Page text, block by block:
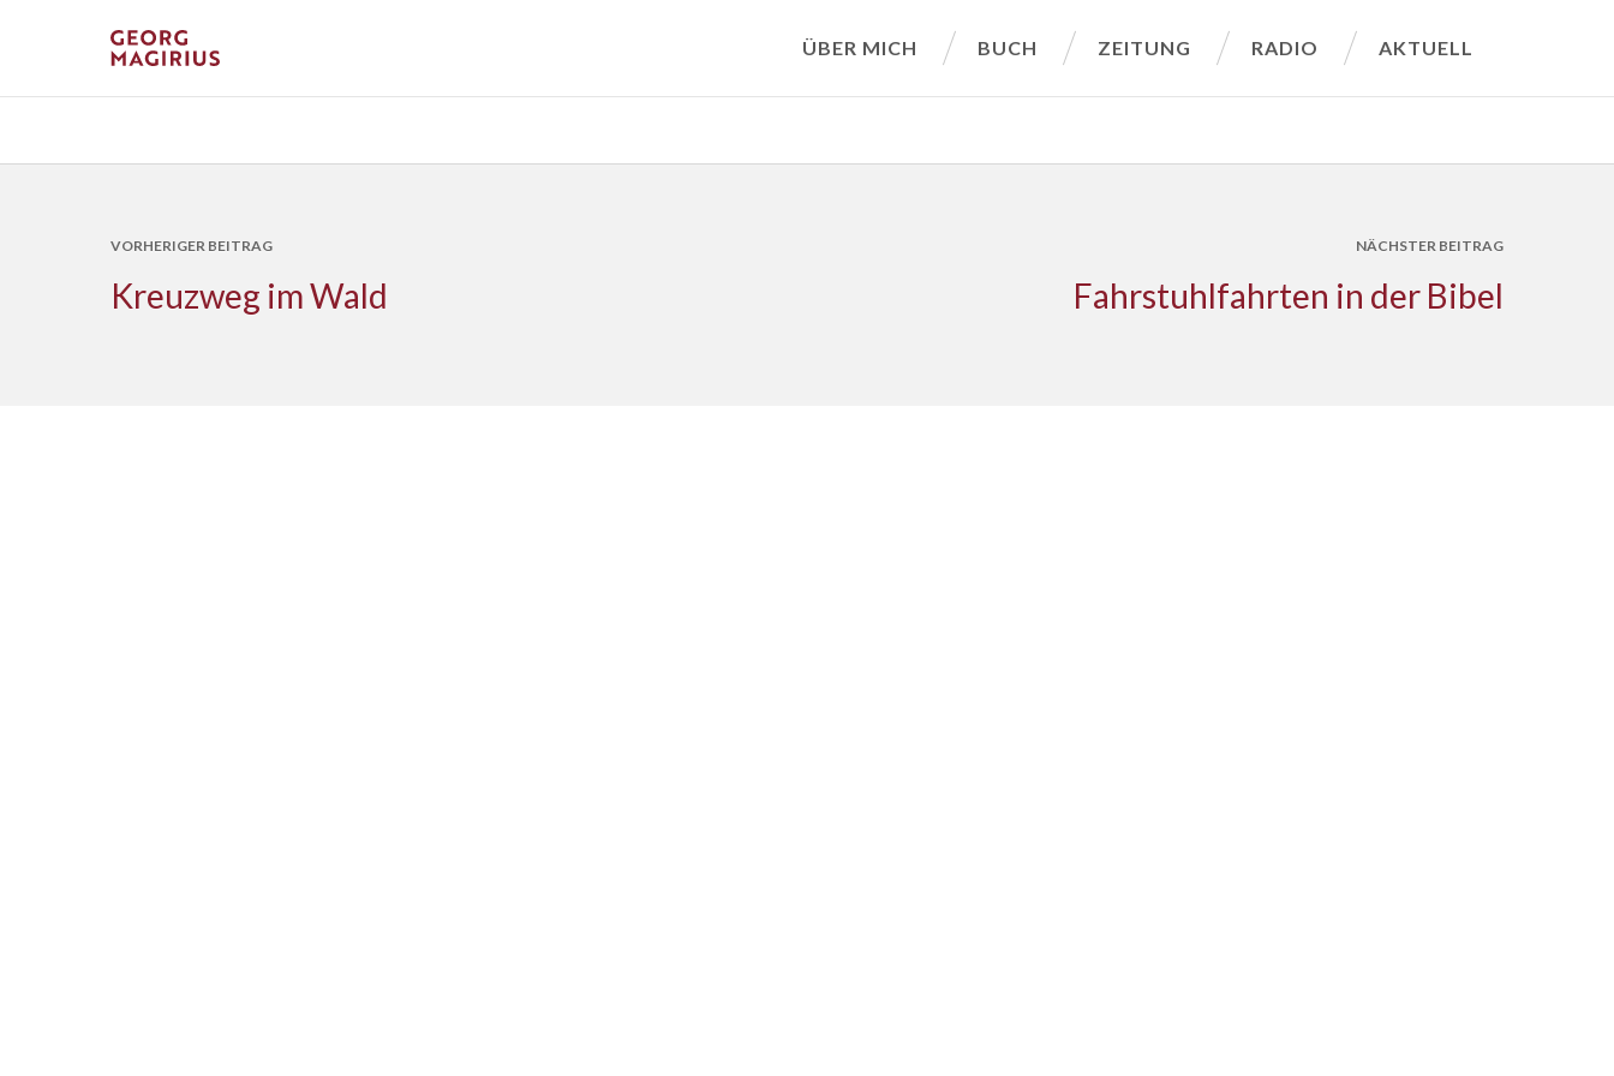
ÜBER MICH BUCH ZEITUNG RADIO AKTUELL
VORHERIGER BEITRAG
Kreuzweg im Wald
NÄCHSTER BEITRAG
Fahrstuhlfahrten in der Bibel